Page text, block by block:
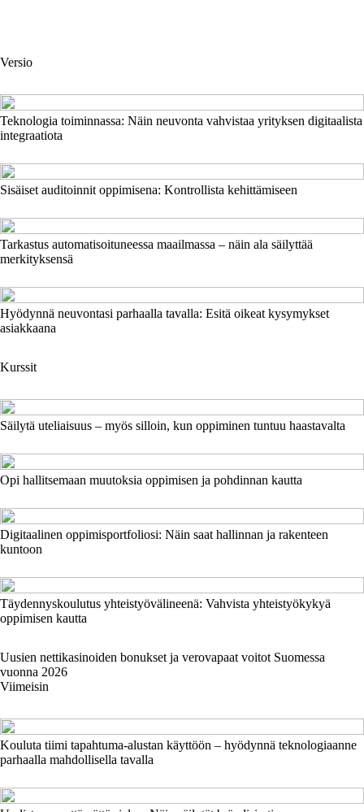
Versio
Teknologia toiminnassa: Näin neuvonta vahvistaa yrityksen digitaalista
integraatiota
Sisäiset auditoinnit oppimisena: Kontrollista kehittämiseen
Tarkastus automatisoituneessa maailmassa – näin ala säilyttää
merkityksensä
Hyödynnä neuvontasi parhaalla tavalla: Esitä oikeat kysymykset
asiakkaana
Kurssit
Säilytä uteliaisuus – myös silloin, kun oppiminen tuntuu haastavalta
Opi hallitsemaan muutoksia oppimisen ja pohdinnan kautta
Digitaalinen oppimisportfoliosi: Näin saat hallinnan ja rakenteen
kuntoon
Täydennyskoulutus yhteistyövälineenä: Vahvista yhteistyökykyä
oppimisen kautta
Uusien nettikasinoiden bonukset ja verovapaat voitot Suomessa
vuonna 2026
Viimeisin
Kouluta tiimi tapahtuma-alustan käyttöön – hyödynnä teknologiaanne
parhaalla mahdollisella tavalla